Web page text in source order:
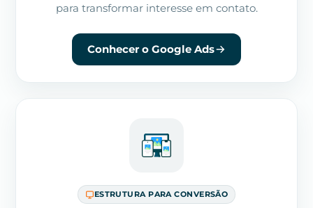
para transformar interesse em contato.
Conhecer o Google Ads
ESTRUTURA PARA CONVERSÃO